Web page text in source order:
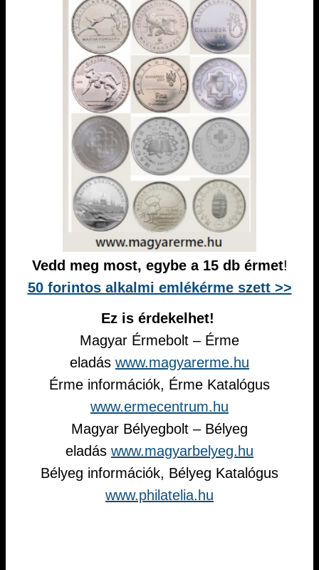
Vedd meg most, egybe a 15 db érmet!
50 forintos alkalmi emlékérme szett >>
Ez is érdekelhet!
Magyar Érmebolt – Érme
eladás www.magyarerme.hu
Érme információk, Érme Katalógus
www.ermecentrum.hu
Magyar Bélyegbolt – Bélyeg
eladás www.magyarbelyeg.hu
Bélyeg információk, Bélyeg Katalógus
www.philatelia.hu